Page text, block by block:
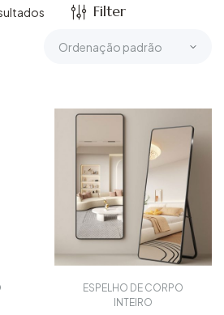
Filter
ESPELHO DE CORPO
INTEIRO